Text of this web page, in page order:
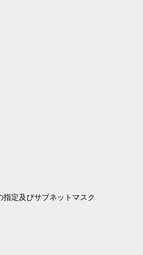
及びサブネットマスク